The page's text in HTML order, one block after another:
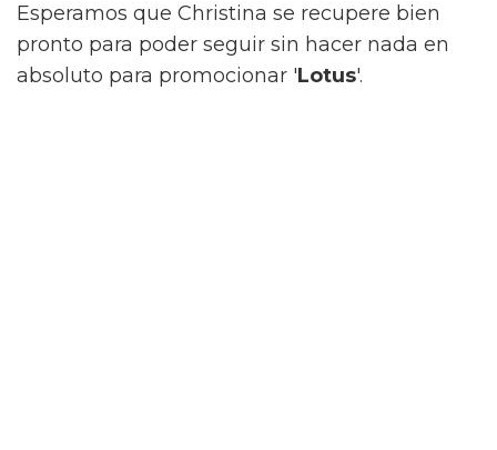
Esperamos que Christina se recupere bien
pronto para poder seguir sin hacer nada en
absoluto para promocionar 'Lotus'.